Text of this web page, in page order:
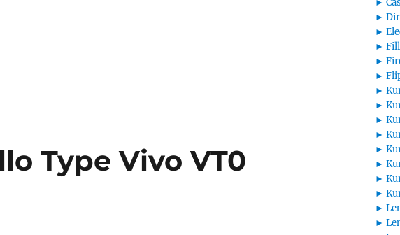
Type Vivo VT0
►
►
►
►
►
►
►
►
►
►
►
►
►
►
►
►